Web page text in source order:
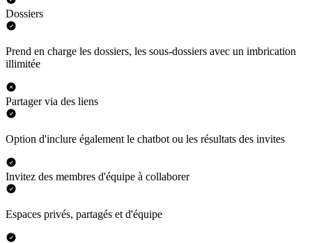
Dossiers
Prend en charge les dossiers, les sous-dossiers avec un imbrication
illimitée
Partager via des liens
Option d'inclure également le chatbot ou les résultats des invites
Invitez des membres d'équipe à collaborer
Espaces privés, partagés et d'équipe